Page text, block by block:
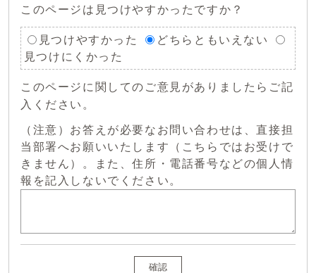
このページは見つけやすかったですか？
見つけやすかった
どちらともいえない
見つけにくかった
このページに関してのご意見がありましたらご記
入ください。
（注意）お答えが必要なお問い合わせは、直接担
当部署へお願いいたします（こちらではお受けで
きません）。また、住所・電話番号などの個人情
報を記入しないでください。
確認